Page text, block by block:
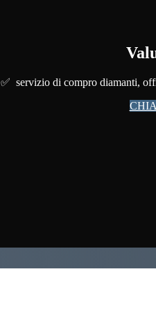
✅ servizio di compro diamanti,